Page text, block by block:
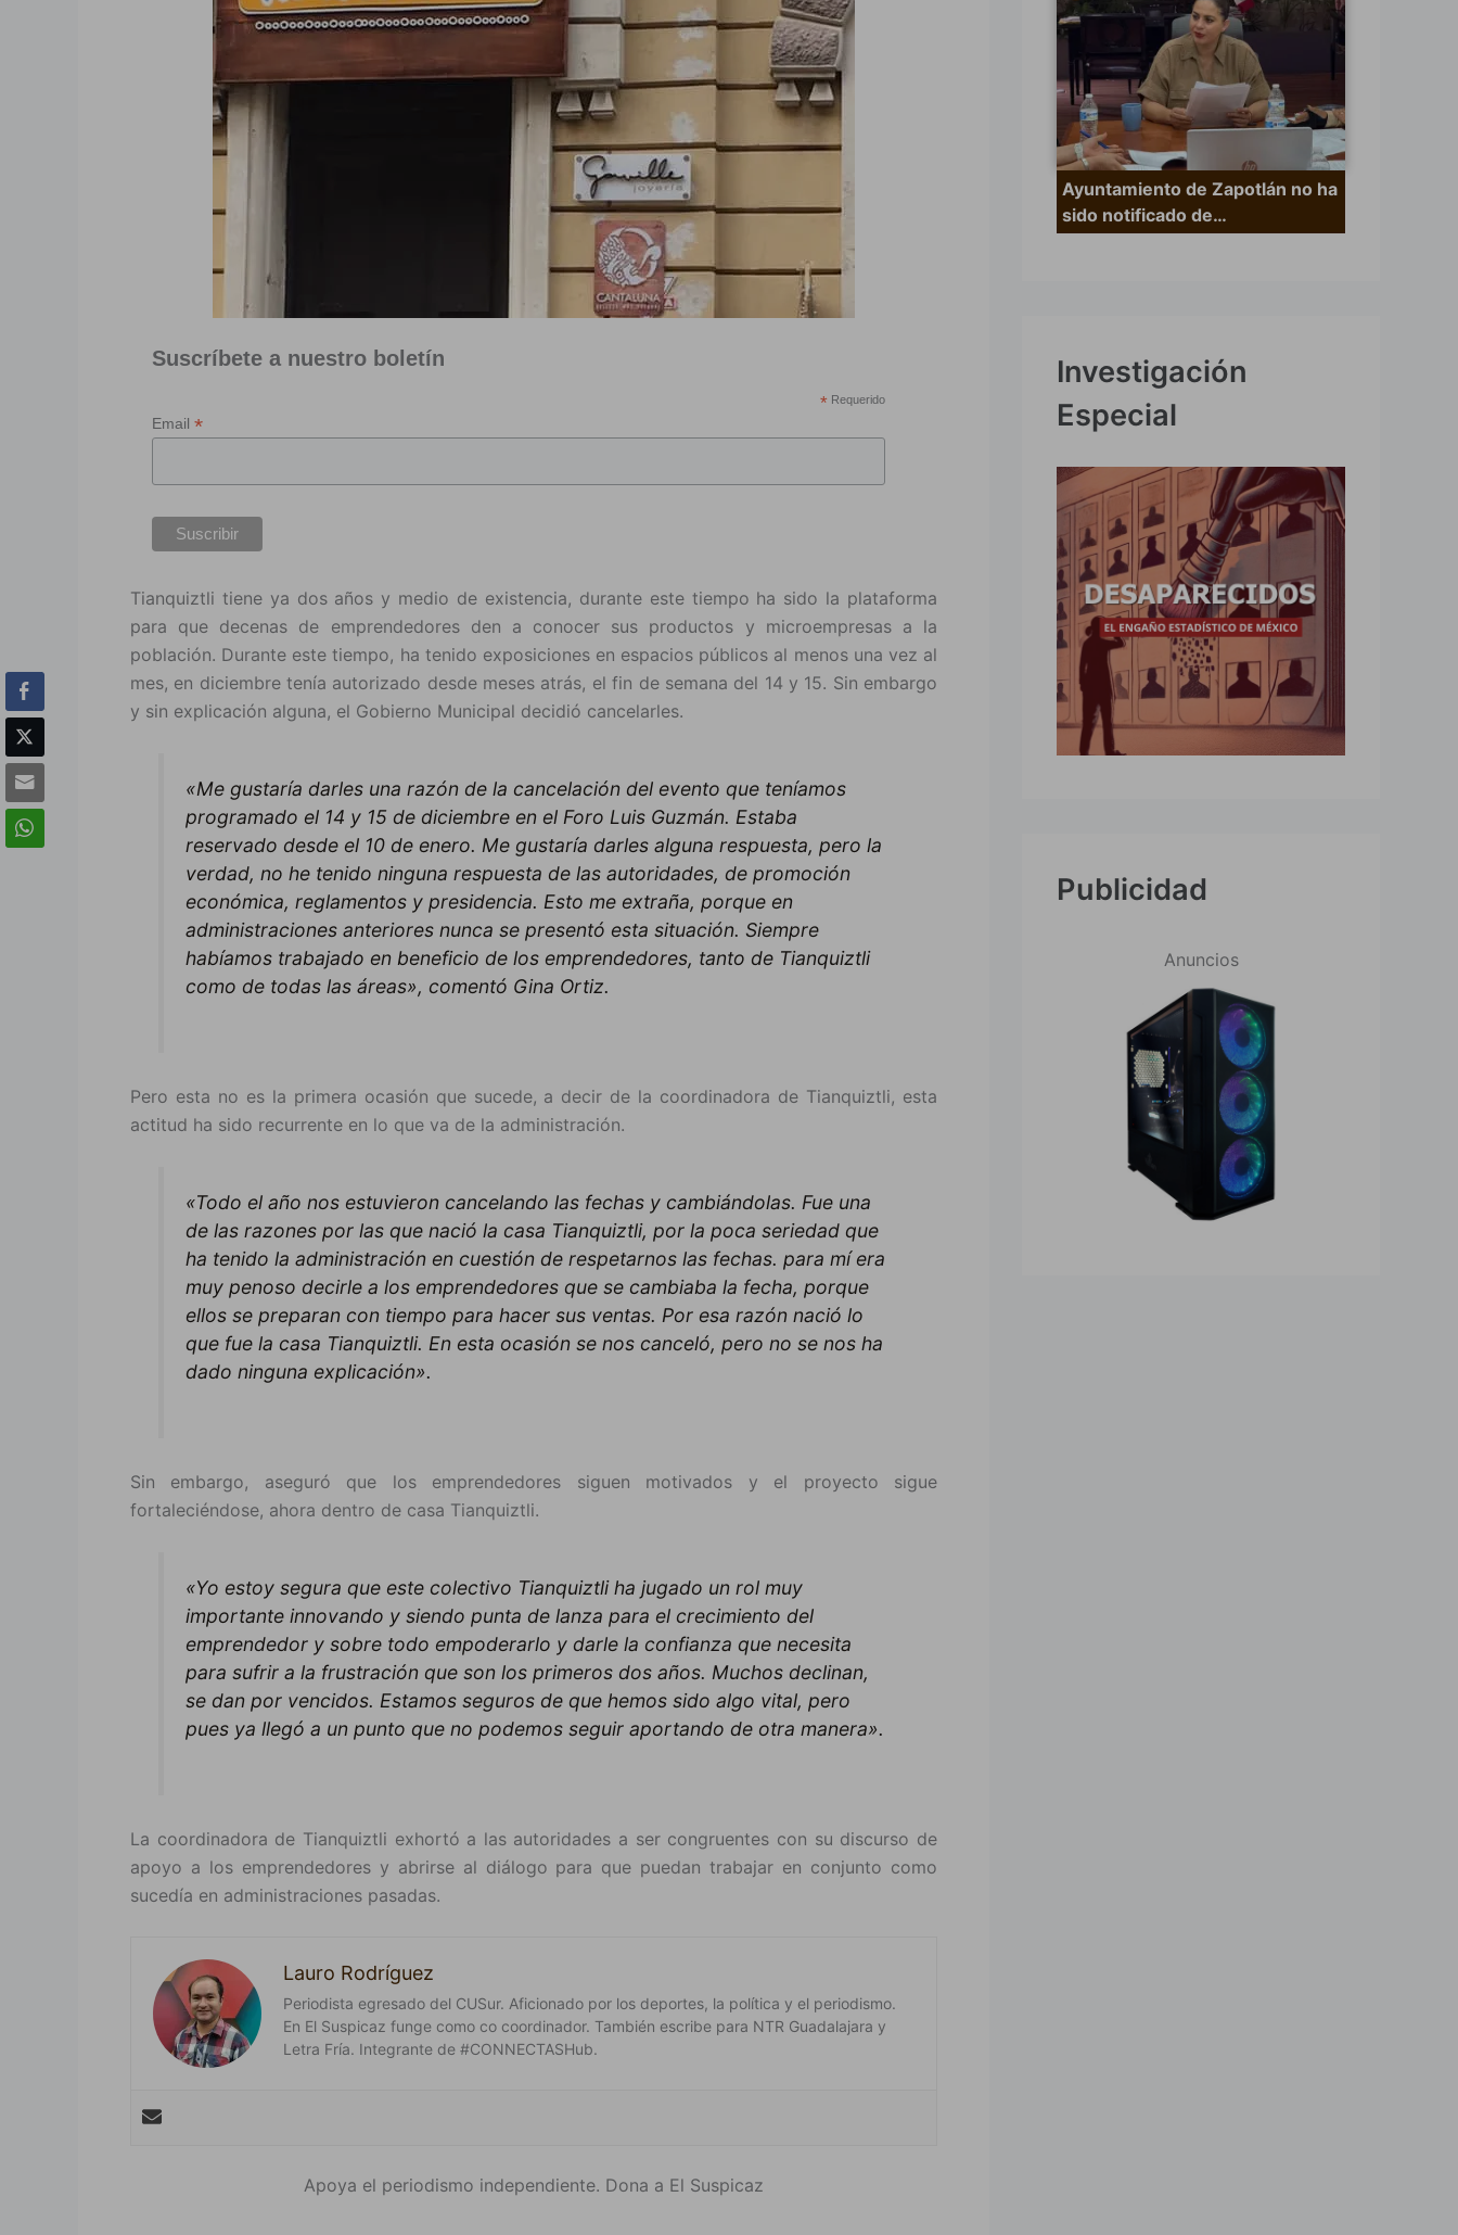
Suscríbete a nuestro boletín
* Requerido
Email *
Tianquiztli tiene ya dos años y medio de existencia, durante este tiempo ha sido la plataforma
para que decenas de emprendedores den a conocer sus productos y microempresas a la
población. Durante este tiempo, ha tenido exposiciones en espacios públicos al menos una vez al
mes, en diciembre tenía autorizado desde meses atrás, el fin de semana del 14 y 15. Sin embargo
y sin explicación alguna, el Gobierno Municipal decidió cancelarles.
«Me gustaría darles una razón de la cancelación del evento que teníamos
programado el 14 y 15 de diciembre en el Foro Luis Guzmán. Estaba
reservado desde el 10 de enero. Me gustaría darles alguna respuesta, pero la
verdad, no he tenido ninguna respuesta de las autoridades, de promoción
económica, reglamentos y presidencia. Esto me extraña, porque en
administraciones anteriores nunca se presentó esta situación. Siempre
habíamos trabajado en beneficio de los emprendedores, tanto de Tianquiztli
como de todas las áreas», comentó Gina Ortiz.
Pero esta no es la primera ocasión que sucede, a decir de la coordinadora de Tianquiztli, esta
actitud ha sido recurrente en lo que va de la administración.
«Todo el año nos estuvieron cancelando las fechas y cambiándolas. Fue una
de las razones por las que nació la casa Tianquiztli, por la poca seriedad que
ha tenido la administración en cuestión de respetarnos las fechas. para mí era
muy penoso decirle a los emprendedores que se cambiaba la fecha, porque
ellos se preparan con tiempo para hacer sus ventas. Por esa razón nació lo
que fue la casa Tianquiztli. En esta ocasión se nos canceló, pero no se nos ha
dado ninguna explicación».
Sin embargo, aseguró que los emprendedores siguen motivados y el proyecto sigue
fortaleciéndose, ahora dentro de casa Tianquiztli.
«Yo estoy segura que este colectivo Tianquiztli ha jugado un rol muy
importante innovando y siendo punta de lanza para el crecimiento del
emprendedor y sobre todo empoderarlo y darle la confianza que necesita
para sufrir a la frustración que son los primeros dos años. Muchos declinan,
se dan por vencidos. Estamos seguros de que hemos sido algo vital, pero
pues ya llegó a un punto que no podemos seguir aportando de otra manera».
La coordinadora de Tianquiztli exhortó a las autoridades a ser congruentes con su discurso de
apoyo a los emprendedores y abrirse al diálogo para que puedan trabajar en conjunto como
sucedía en administraciones pasadas.
Lauro Rodríguez
Periodista egresado del CUSur. Aficionado por los deportes, la política y el periodismo.
En El Suspicaz funge como co coordinador. También escribe para NTR Guadalajara y
Letra Fría. Integrante de #CONNECTASHub.
Apoya el periodismo independiente. Dona a El Suspicaz
Ayuntamiento de Zapotlán no ha
sido notificado de…
Investigación
Especial
Publicidad
Anuncios